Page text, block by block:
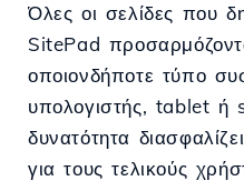
Όλες οι σελίδες που
SitePad
οποιονδήποτε τύπο
υπολογιστής, tablet ή
δυνατότητα
για τους τελικούς